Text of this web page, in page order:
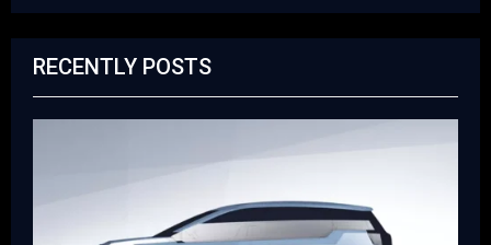
RECENTLY POSTS